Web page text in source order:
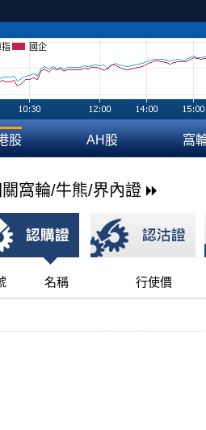
指 國企
股 AH股 窩
窩輪/牛熊/界內證
名稱 行使價